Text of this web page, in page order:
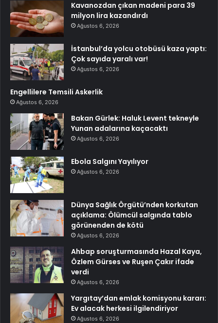
Kavanozdan çıkan madeni para 39
milyon lira kazandırdı
Ağustos 6, 2026
İstanbul’da yolcu otobüsü kaza yaptı:
Çok sayıda yaralı var!
Ağustos 6, 2026
Engellilere Temsili Askerlik
Ağustos 6, 2026
Bakan Gürlek: Haluk Levent tekneyle
Yunan adalarına kaçacaktı
Ağustos 6, 2026
Ebola Salgını Yayılıyor
Ağustos 6, 2026
Dünya Sağlık Örgütü’nden korkutan
açıklama: Ölümcül salgında tablo
görünenden de kötü
Ağustos 6, 2026
Ahbap soruşturmasında Hazal Kaya,
Özlem Gürses ve Ruşen Çakır ifade
verdi
Ağustos 6, 2026
Yargıtay’dan emlak komisyonu kararı:
Ev alacak herkesi ilgilendiriyor
Ağustos 6, 2026